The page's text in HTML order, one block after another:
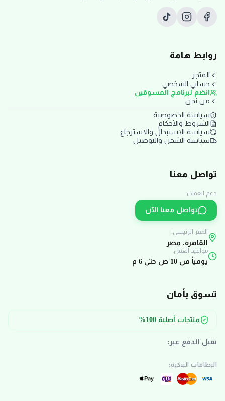
روابط هامة
المتجر
حسابي الشخصي
انضم لبرنامج المسوقين
من نحن
سياسة الخصوصية
الشروط والأحكام
سياسة الاستبدال والاسترجاع
سياسة الشحن والتوصيل
تواصل معنا
دعم العملاء:
تواصل معنا الآن
المقر الرئيسي:
القاهرة، مصر
مواعيد العمل:
يومياً من 10 ص حتى 6 م
تسوق بأمان
منتجات أصلية 100%
نقبل الدفع عبر:
البطاقات البنكية: